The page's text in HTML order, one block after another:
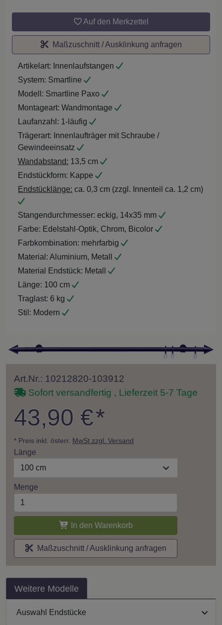
Auf den Merkzettel
Maßzuschnitt / Ausklinkung anfragen
Artikelart: Innenlaufstangen
System: Smartline
Modell: Smartline Paxo
Montageart: Wandmontage
Laufanzahl: 1-läufig
Trägerart: Innenlaufträger mit Schraube /
Gewindeeinsatz
Wandabstand: 13,5 cm
Endstückform: Kappe
Endstücklänge: ca. 0,3 cm (zzgl. Innenteil ca. 1,2 cm)
Stangendurchmesser: eckig, 14x35 mm
Farbe: Edelstahl-Optik, Chrom, Bicolor
Farbkombination: mehrfarbig
Material: Aluminium, Metall
Material Endstück: Metall
Länge: 100 cm
Traglast: 6 kg
Stil: Modern
Art.Nr.: 10212820-103912
Sofort versandfertig , Lieferzeit 5-7 Tage
43,90 €*
* Preis inkl. österr. MwSt zzgl. Versand
Länge
100 cm
Menge
In den Warenkorb
Maßzuschnitt / Ausklinkung anfragen
Weitere Modelle
Auswahl Endstücke